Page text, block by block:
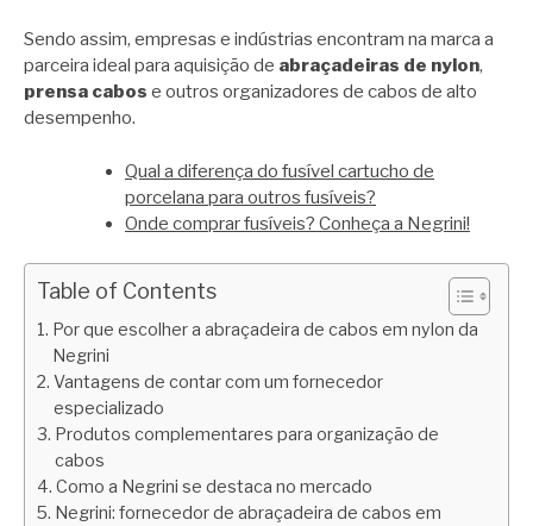
Sendo assim, empresas e indústrias encontram na marca a
parceira ideal para aquisição de abraçadeiras de nylon,
prensa cabos e outros organizadores de cabos de alto
desempenho.
Qual a diferença do fusível cartucho de
porcelana para outros fusíveis?
Onde comprar fusíveis? Conheça a Negrini!
Table of Contents
Por que escolher a abraçadeira de cabos em nylon da
Negrini
Vantagens de contar com um fornecedor
especializado
Produtos complementares para organização de
cabos
Como a Negrini se destaca no mercado
Negrini: fornecedor de abraçadeira de cabos em